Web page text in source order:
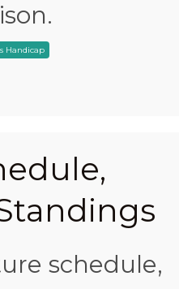
Handicap
schedule,